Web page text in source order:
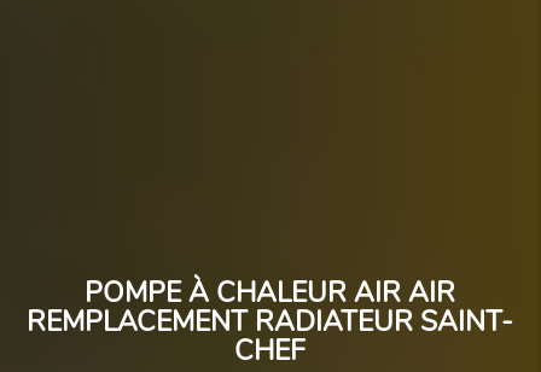
POMPE À CHALEUR AIR AIR
REMPLACEMENT RADIATEUR SAINT-
CHEF